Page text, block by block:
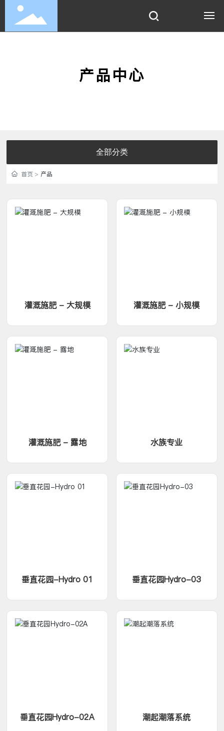
阿里巴巴
产品中心
全部分类
首页 产品
灌溉施肥 - 大规模 灌溉施肥 - 小规模
灌溉施肥 - 露地 水族专业
垂直花园-Hydro 01 垂直花园Hydro-03
垂直花园Hydro-02A 潮起潮落系统